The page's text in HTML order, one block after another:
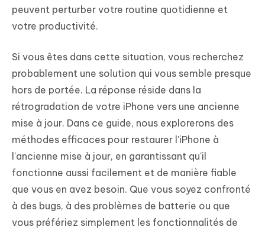
peuvent perturber votre routine quotidienne et
votre productivité.
Si vous êtes dans cette situation, vous recherchez
probablement une solution qui vous semble presque
hors de portée. La réponse réside dans la
rétrogradation de votre iPhone vers une ancienne
mise à jour. Dans ce guide, nous explorerons des
méthodes efficaces pour restaurer l'iPhone à
l'ancienne mise à jour, en garantissant qu'il
fonctionne aussi facilement et de manière fiable
que vous en avez besoin. Que vous soyez confronté
à des bugs, à des problèmes de batterie ou que
vous préfériez simplement les fonctionnalités de